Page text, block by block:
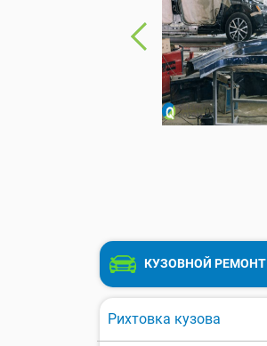
КУЗОВНОЙ РЕМОНТ
Рихтовка кузова